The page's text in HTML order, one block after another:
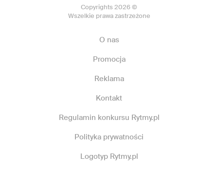
Copyrights 2026 ©
Wszelkie prawa zastrzeżone
O nas
Promocja
Reklama
Kontakt
Regulamin konkursu Rytmy.pl
Polityka prywatności
Logotyp Rytmy.pl